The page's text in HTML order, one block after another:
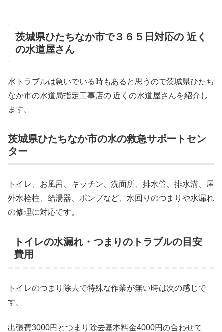
茨城県ひたちなか市で３６５日対応の 近く
の水道屋さん
水トラブルは急いでいる時もあると思うので茨城県ひたち
なか市の水道局指定工事店の 近くの水道屋さんを紹介し
ます。
茨城県ひたちなか市の水の救急サポートセン
ター
トイレ、お風呂、キッチン、洗面所、排水管、排水溝、屋
外水栓柱、給湯器、ポンプなど、水回りのつまりや水漏れ
の修理に対応です。
トイレの水漏れ・つまりのトラブルの目安
費用
トイレのつまり除去で特殊な作業が無い時は次の感じで
す。
出張費3000円とつまり除去基本料金4000円の合わせて